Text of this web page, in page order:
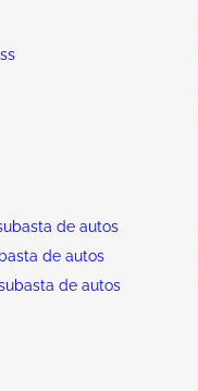
de autos
de autos
de autos